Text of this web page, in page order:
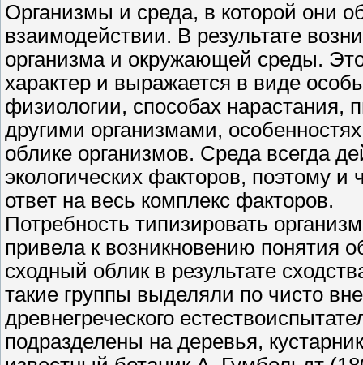
Организмы и среда, в которой они
взаимодействии. В результате
организма и окружающей среды.
характер и выражается в виде
физиологии, способах нарастания,
другими организмами,
облике организмов. Среда всегда
экологических факторов, поэтому
ответ на весь комплекс факторов.
Потребность типизировать
привела к возникновению понятия
сходный облик в результате
такие группы выделяли по чисто
древнегреческого
подразделены на деревья,